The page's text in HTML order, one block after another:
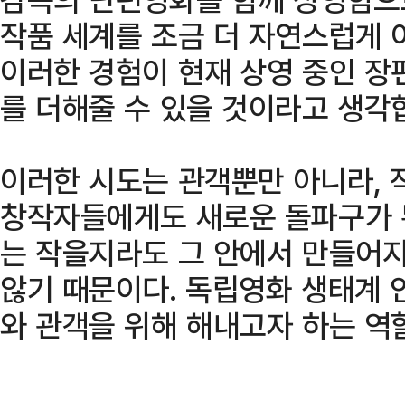
작품 세계를 조금 더 자연스럽게
이러한 경험이 현재 상영 중인
를 더해줄 수 있을 것이라고 생각
이러한 시도는 관객뿐만 아니라,
창작자들에게도 새로운 돌파구
는 작을지라도 그 안에서 만들어
않기 때문이다. 독립영화 생태계
와 관객을 위해 해내고자 하는 역